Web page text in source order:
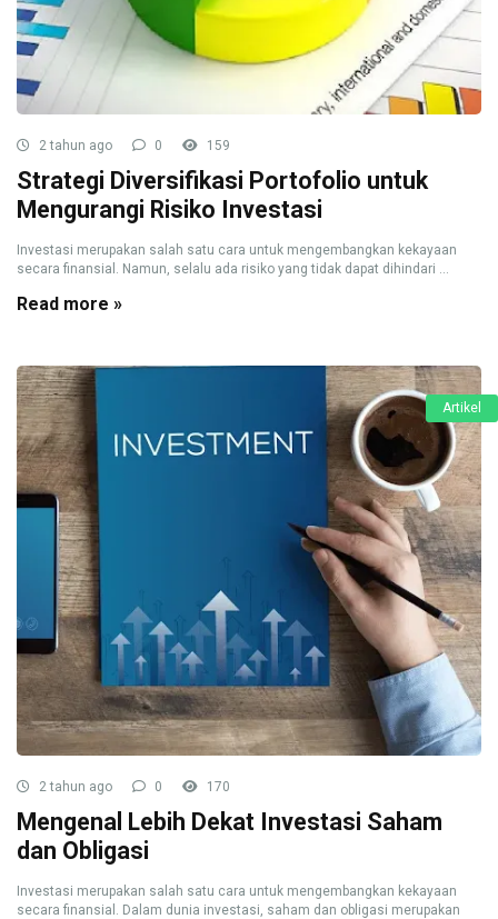
2 tahun ago 0 159
Strategi Diversifikasi Portofolio untuk
Mengurangi Risiko Investasi
Investasi merupakan salah satu cara untuk mengembangkan kekayaan
secara finansial. Namun, selalu ada risiko yang tidak dapat dihindari ...
Read more »
Artikel
2 tahun ago 0 170
Mengenal Lebih Dekat Investasi Saham
dan Obligasi
Investasi merupakan salah satu cara untuk mengembangkan kekayaan
secara finansial. Dalam dunia investasi, saham dan obligasi merupakan